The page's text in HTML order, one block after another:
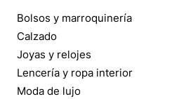
Bolsos y marroquinería
Calzado
Joyas y relojes
Lencería y ropa interior
Moda de lujo